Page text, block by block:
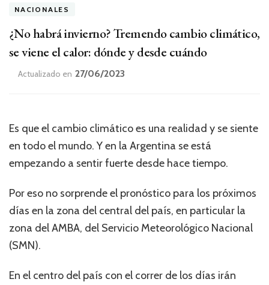
NACIONALES
¿No habrá invierno? Tremendo cambio climático,
se viene el calor: dónde y desde cuándo
Actualizado en 27/06/2023
Es que el cambio climático es una realidad y se siente
en todo el mundo. Y en la Argentina se está
empezando a sentir fuerte desde hace tiempo.
Por eso no sorprende el pronóstico para los próximos
días en la zona del central del país, en particular la
zona del AMBA, del Servicio Meteorológico Nacional
(SMN).
En el centro del país con el correr de los días irán